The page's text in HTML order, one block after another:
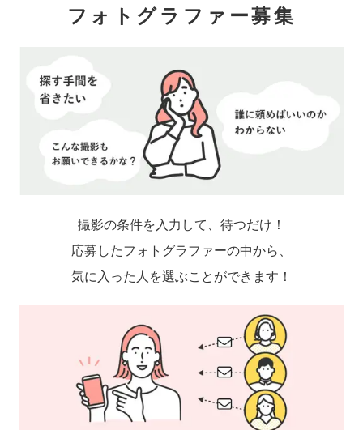
フォトグラファー募集
撮影の条件を入力して、待つだけ！
応募したフォトグラファーの中から、
気に入った人を選ぶことができます！